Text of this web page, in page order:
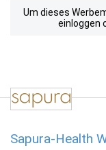
Um dieses
einloggen
Sapura-Health